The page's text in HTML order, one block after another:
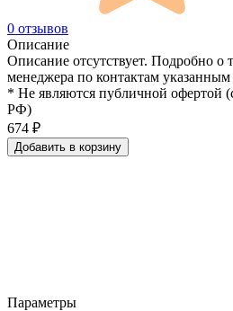
0 отзывов
Описание
Описание отсутствует. Подробно о
менеджера по контактам указанным
* Не являются публичной офертой
РФ)
674 ₽
Добавить в корзину
Параметры